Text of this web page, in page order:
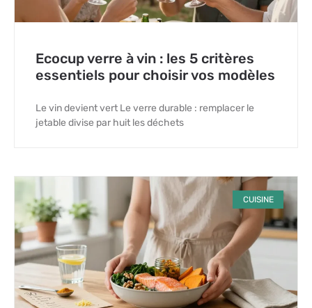
Ecocup verre à vin : les 5 critères
essentiels pour choisir vos modèles
Le vin devient vert Le verre durable : remplacer le
jetable divise par huit les déchets
CUISINE